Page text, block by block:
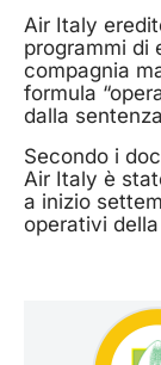
Air Italy
programmi di
compagnia
formula
dalla
Secondo i
Air Italy è
a inizio
operativi